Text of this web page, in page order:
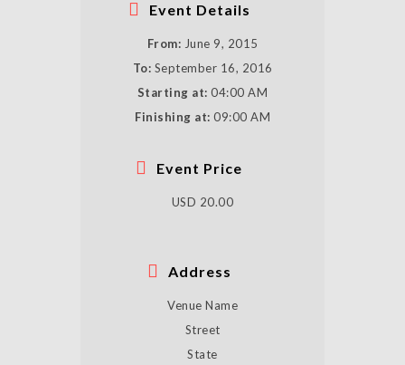
Event Details
From: June 9, 2015
To: September 16, 2016
Starting at: 04:00 AM
Finishing at: 09:00 AM
Event Price
USD 20.00
Address
Venue Name
Street
State